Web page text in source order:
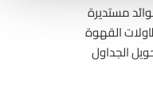
مستديرة
القهوة
الجداول